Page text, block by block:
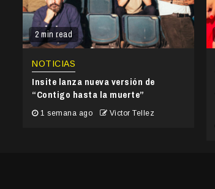
2 min read
NOTICIAS
Insite lanza nueva versión de
“Contigo hasta la muerte”
1 semana ago Victor Tellez